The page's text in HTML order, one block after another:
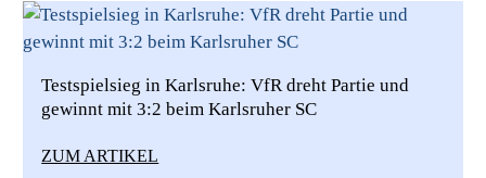
Testspielsieg in Karlsruhe: VfR dreht Partie und
gewinnt mit 3:2 beim Karlsruher SC
ZUM ARTIKEL